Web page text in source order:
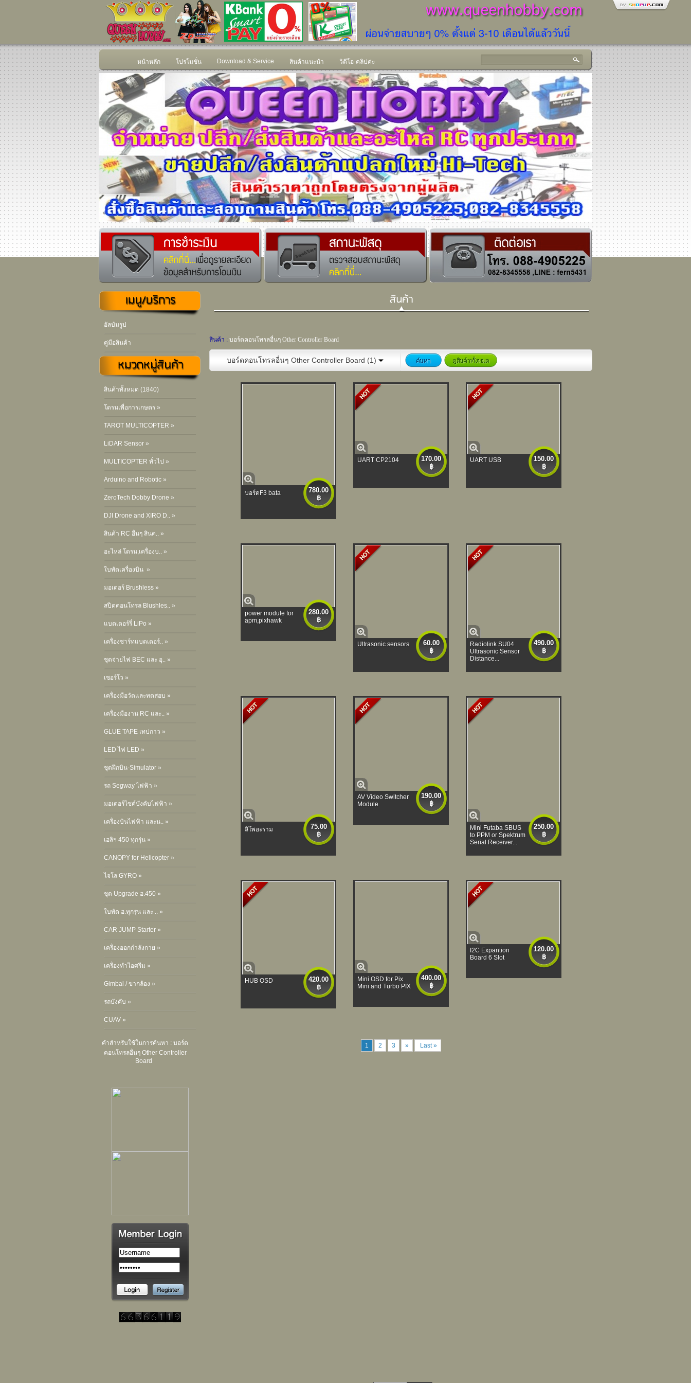
หน้าหลัก โปรโมชั่น Download & Service สินค้าแนะนำ วิดีโอ-คลิปค่ะ
อัลบัมรูป
คู่มือสินค้า
สินค้าทั้งหมด (1840)
โดรนเพื่อการเกษตร »
TAROT MULTICOPTER »
LiDAR Sensor »
MULTICOPTER ทั่วไป »
Arduino and Robotic »
ZeroTech Dobby Drone »
DJI Drone and XIRO D.. »
สินค้า RC อื่นๆ สินค.. »
อะไหล่ โดรน,เครื่องบ.. »
ใบพัดเครื่องบิน »
มอเตอร์ Brushless »
สปีดคอนโทรล Blushles.. »
แบตเตอร์รี่ LiPo »
เครื่องชาร์ทแบตเตอร์.. »
ชุดจ่ายไฟ BEC และ อุ.. »
เซอร์โว »
เครื่องมือวัดและทดสอบ »
เครื่องมืองาน RC และ.. »
GLUE TAPE เทปกาว »
LED ไฟ LED »
ชุดฝึกบิน-Simulator »
รถ Segway ไฟฟ้า »
มอเตอร์ไซค์บังคับไฟฟ้า »
เครื่องบินไฟฟ้า และน.. »
เฮลิฯ 450 ทุกรุ่น »
CANOPY for Helicopter »
ไจโล GYRO »
ชุด Upgrade ฮ.450 »
ใบพัด ฮ.ทุกรุ่น และ .. »
CAR JUMP Starter »
เครื่องออกกำลังกาย »
เครื่องทำไอศรีม »
Gimbal / ขากล้อง »
รถบังคับ »
CUAV »
คำสำหรับใช้ในการค้นหา : บอร์ด
คอนโทรลอื่นๆ Other Controller
Board
สินค้า : บอร์ดคอนโทรลอื่นๆ Other Controller Board
บอร์ดคอนโทรลอื่นๆ Other Controller Board (1)
780.00
฿
บอร์ดF3 bata
170.00
฿
UART CP2104
150.00
฿
UART USB
280.00
฿
power module for
apm,pixhawk
60.00
฿
Ultrasonic sensors
490.00
฿
Radiolink SU04
Ultrasonic Sensor
Distance...
75.00
฿
ลิโพอะราม
190.00
฿
AV Video Switcher
Module
250.00
฿
Mini Futaba SBUS
to PPM or Spektrum
Serial Receiver...
420.00
฿
HUB OSD
400.00
฿
Mini OSD for Pix
Mini and Turbo PIX
120.00
฿
I2C Expantion
Board 6 Slot
1 2 3 » Last »